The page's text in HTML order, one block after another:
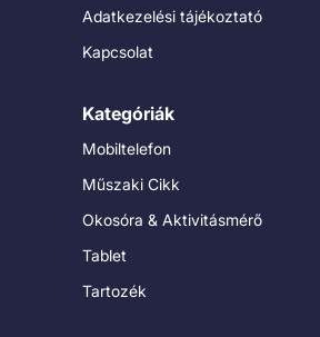
Adatkezelési tájékoztató
Kapcsolat
Kategóriák
Mobiltelefon
Műszaki Cikk
Okosóra & Aktivitásmérő
Tablet
Tartozék